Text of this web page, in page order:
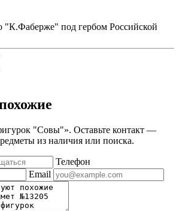
"К.Фаберже" под гербом Российской
"Совы"». Оставьте контакт —
из наличия или поиска.
Телефон
Email